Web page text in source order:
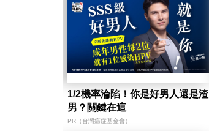
1/2機率淪陷！你是好男人還是渣
男？關鍵在這
PR（台灣癌症基金會）